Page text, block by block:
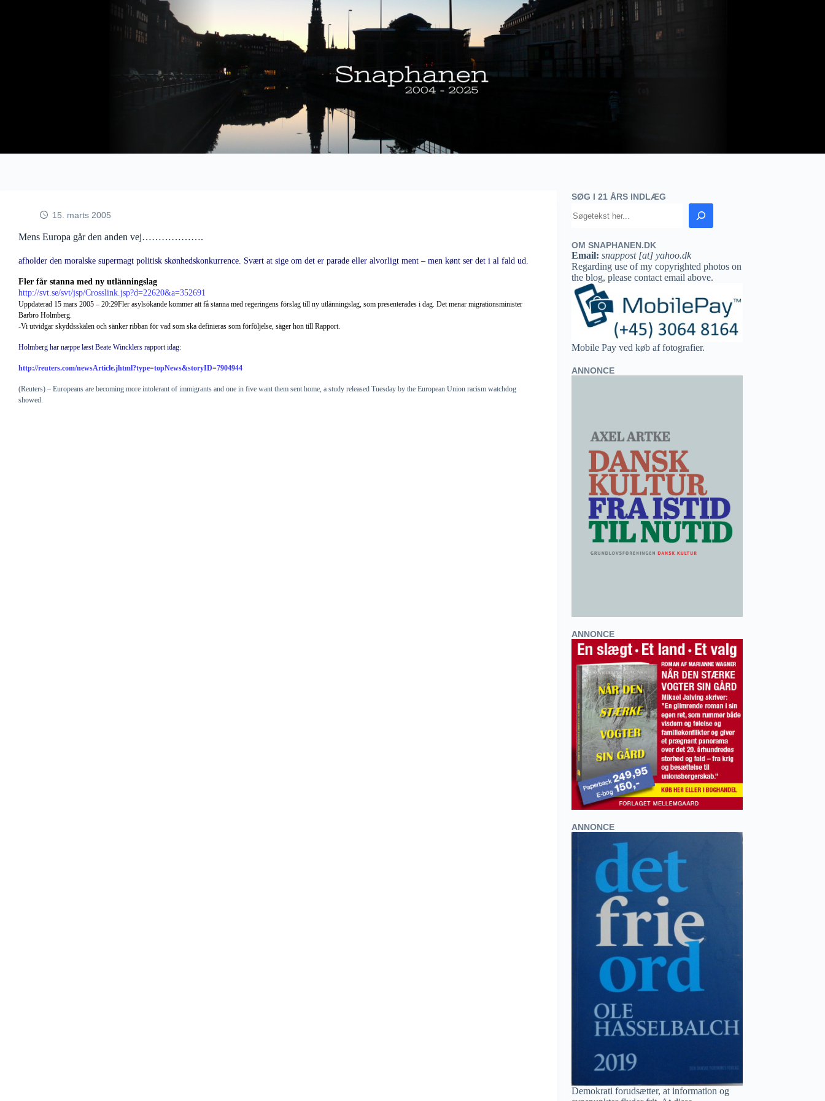
15. marts 2005
Mens Europa går den anden vej……………….
afholder den moralske supermagt politisk skønhedskonkurrence. Svært at sige om det er parade eller alvorligt ment – men kønt ser det i al fald ud.
Fler får stanna med ny utlänningslag
http://svt.se/svt/jsp/Crosslink.jsp?d=22620&a=352691
Uppdaterad 15 mars 2005 – 20:29Fler asylsökande kommer att få stanna med regeringens förslag till ny utlänningslag, som presenterades i dag. Det menar migrationsminister
Barbro Holmberg.
-Vi utvidgar skyddsskälen och sänker ribban för vad som ska definieras som förföljelse, säger hon till Rapport.
Holmberg har næppe læst Beate Wincklers rapport idag:
http://reuters.com/newsArticle.jhtml?type=topNews&storyID=7904944
(Reuters) – Europeans are becoming more intolerant of immigrants and one in five want them sent home, a study released Tuesday by the European Union racism watchdog
showed.
SØG I 21 ÅRS INDLÆG
OM SNAPHANEN.DK
Email: snappost [at] yahoo.dk
Regarding use of my copyrighted photos on
the blog, please contact email above.
Mobile Pay ved køb af fotografier.
ANNONCE
ANNONCE
ANNONCE
Demokrati forudsætter, at information og